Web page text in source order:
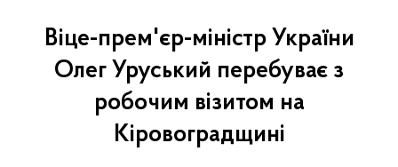
Віце-прем'єр-міністр України
Олег Уруський перебуває з
робочим візитом на
Кіровоградщині